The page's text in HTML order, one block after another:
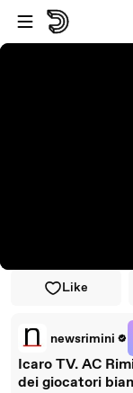
Vai al lettore
Passa al contenuto
Like
newsrimini
Icaro TV. AC
dei giocatori